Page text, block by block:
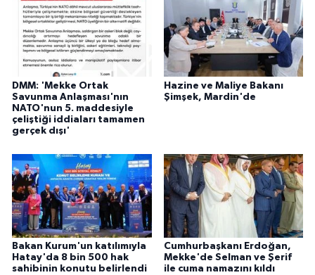
DMM: 'Mekke Ortak
Savunma Anlaşması'nın
NATO'nun 5. maddesiyle
çeliştiği iddiaları tamamen
gerçek dışı'
Hazine ve Maliye Bakanı
Şimşek, Mardin'de
Bakan Kurum'un katılımıyla
Hatay'da 8 bin 500 hak
sahibinin konutu belirlendi
Cumhurbaşkanı Erdoğan,
Mekke'de Selman ve Şerif
ile cuma namazını kıldı